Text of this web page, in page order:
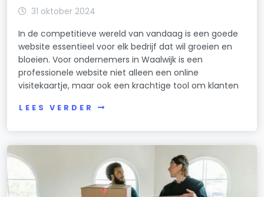
31 oktober 2024
In de competitieve wereld van vandaag is een goede
website essentieel voor elk bedrijf dat wil groeien en
bloeien. Voor ondernemers in Waalwijk is een
professionele website niet alleen een online
visitekaartje, maar ook een krachtige tool om klanten
LEES VERDER